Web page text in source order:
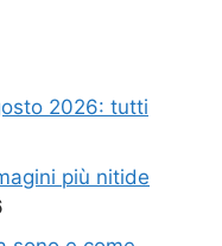
2026: tutti
più nitide